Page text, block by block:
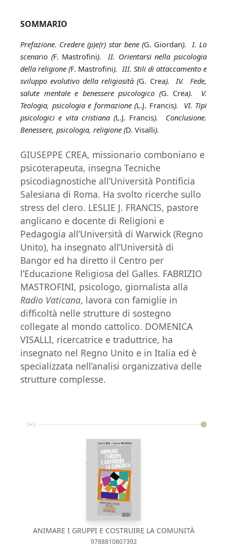
SOMMARIO
Prefazione. Credere (p)e(r) star bene (G. Giordan). I. Lo
scenario (F. Mastrofini). II. Orientarsi nella psicologia
della religione (F. Mastrofini). III. Stili di attaccamento e
sviluppo evolutivo della religiosità (G. Crea). IV. Fede,
salute mentale e benessere psicologico (G. Crea). V.
Teologia, psicologia e formazione (L.J. Francis). VI. Tipi
psicologici e vita cristiana (L.J. Francis). Conclusione.
Benessere, psicologia, religione (D. Visalli).
GIUSEPPE CREA, missionario comboniano e
psicoterapeuta, insegna Tecniche
psicodiagnostiche all’Università Pontificia
Salesiana di Roma. Ha svolto ricerche sullo
stress del clero. LESLIE J. FRANCIS, pastore
anglicano e docente di Religioni e
Pedagogia all’Università di Warwick (Regno
Unito), ha insegnato all’Università di
Bangor ed ha diretto il Centro per
l’Educazione Religiosa del Galles. FABRIZIO
MASTROFINI, psicologo, giornalista alla
Radio Vaticana, lavora con famiglie in
difficoltà nelle strutture di sostegno
collegate al mondo cattolico. DOMENICA
VISALLI, ricercatrice e traduttrice, ha
insegnato nel Regno Unito e in Italia ed è
specializzata nell’analisi organizzativa delle
strutture complesse.
ANIMARE I GRUPPI E COSTRUIRE LA COMUNITÀ
9788810807392